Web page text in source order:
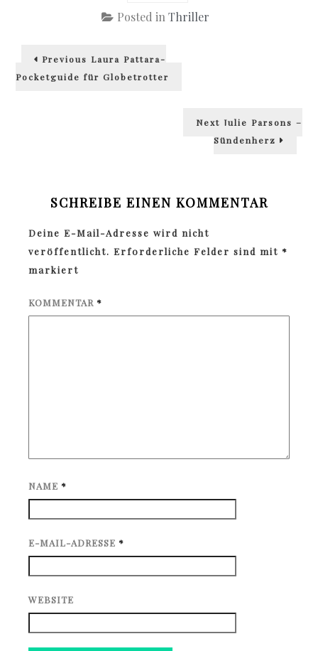
Posted in Thriller
Beitragsnavigation
Previous Previous
Laura Pattara-
Pocketguide für Globetrotter
Next Next
Julie Parsons –
Sündenherz
SCHREIBE EINEN KOMMENTAR
Deine E-Mail-Adresse wird nicht
veröffentlicht. Erforderliche Felder sind mit *
markiert
KOMMENTAR *
NAME *
E-MAIL-ADRESSE *
WEBSITE